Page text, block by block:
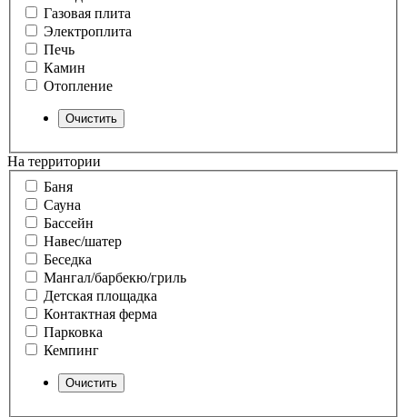
Газовая плита
Электроплита
Печь
Камин
Отопление
На территории
Баня
Сауна
Бассейн
Навес/шатер
Беседка
Мангал/барбекю/гриль
Детская площадка
Контактная ферма
Парковка
Кемпинг